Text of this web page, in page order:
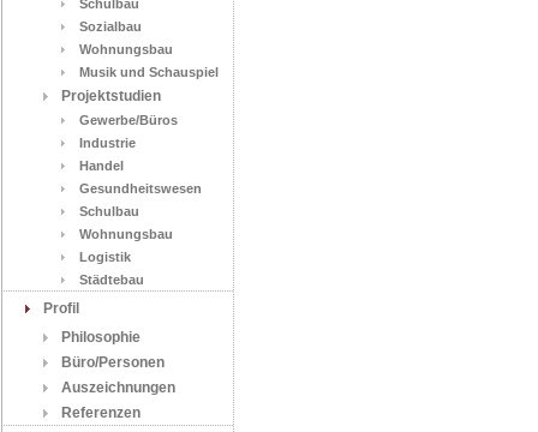
Schulbau
Sozialbau
Wohnungsbau
Musik und Schauspiel
Projektstudien
Gewerbe/Büros
Industrie
Handel
Gesundheitswesen
Schulbau
Wohnungsbau
Logistik
Städtebau
Profil
Philosophie
Büro/Personen
Auszeichnungen
Referenzen